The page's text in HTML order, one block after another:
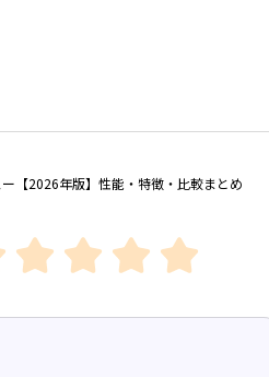
【2026年版】性能・特徴・比較まとめ